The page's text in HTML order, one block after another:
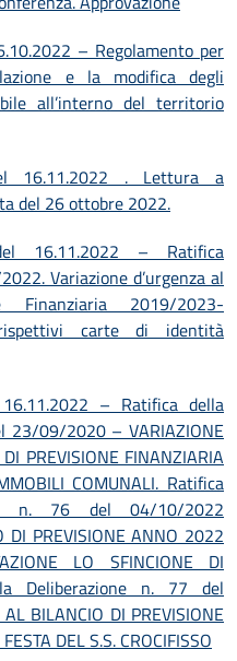
– Regolamento per
e la modifica degli
all’interno del territorio
16.11.2022 . Lettura a
del 26 ottobre 2022.
16.11.2022 – Ratifica
Variazione d’urgenza al
Finanziaria 2019/2023-
carte di identità
– Ratifica della
23/09/2020 – VARIAZIONE
PREVISIONE FINANZIARIA
COMUNALI. Ratifica
n. 76 del 04/10/2022
DI PREVISIONE ANNO 2022
LO SFINCIONE DI
Deliberazione n. 77 del
BILANCIO DI PREVISIONE
DEL S.S. CROCIFISSO